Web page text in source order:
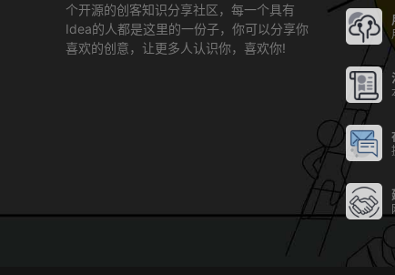
个开源的创客知识分享社区，每一个具有
Idea的人都是这里的一份子，你可以分享你
喜欢的创意，让更多人认识你，喜欢你!